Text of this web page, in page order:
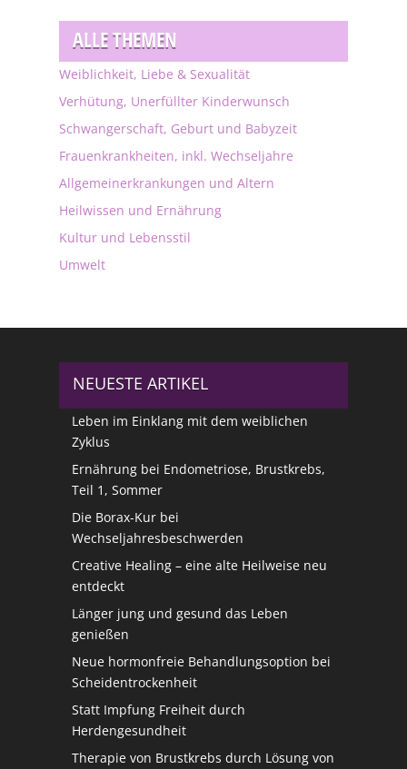
ALLE THEMEN
Weiblichkeit, Liebe & Sexualität
Verhütung, Unerfüllter Kinderwunsch
Schwangerschaft, Geburt und Babyzeit
Frauenkrankheiten, inkl. Wechseljahre
Allgemeinerkrankungen und Altern
Heilwissen und Ernährung
Kultur und Lebensstil
Umwelt
NEUESTE ARTIKEL
Leben im Einklang mit dem weiblichen
Zyklus
Ernährung bei Endometriose, Brustkrebs,
Teil 1, Sommer
Die Borax-Kur bei
Wechseljahresbeschwerden
Creative Healing – eine alte Heilweise neu
entdeckt
Länger jung und gesund das Leben
genießen
Neue hormonfreie Behandlungsoption bei
Scheidentrockenheit
Statt Impfung Freiheit durch
Herdengesundheit
Therapie von Brustkrebs durch Lösung von